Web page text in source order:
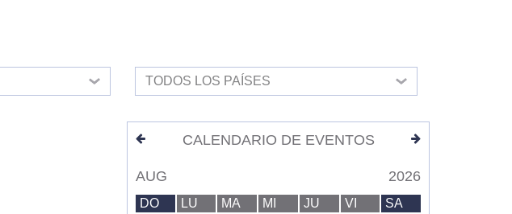
TODOS LOS PAÍSES
CALENDARIO DE EVENTOS
AUG 2026
DO LU MA MI JU VI SA